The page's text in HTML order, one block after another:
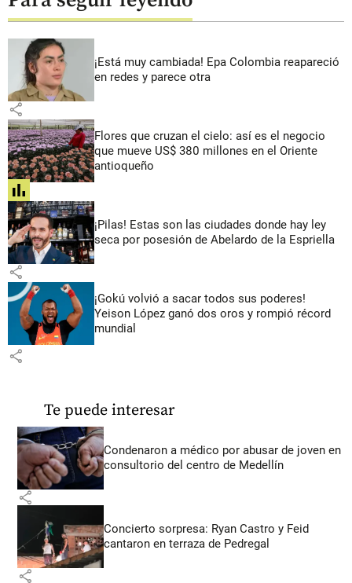
¡Está muy cambiada! Epa Colombia reapareció
en redes y parece otra
share
Flores que cruzan el cielo: así es el negocio
que mueve US$ 380 millones en el Oriente
antioqueño
share
¡Pilas! Estas son las ciudades donde hay ley
seca por posesión de Abelardo de la Espriella
share
¡Gokú volvió a sacar todos sus poderes!
Yeison López ganó dos oros y rompió récord
mundial
share
Te puede interesar
Condenaron a médico por abusar de joven en
consultorio del centro de Medellín
share
Concierto sorpresa: Ryan Castro y Feid
cantaron en terraza de Pedregal
share